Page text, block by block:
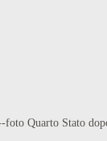
foto Quarto Stato